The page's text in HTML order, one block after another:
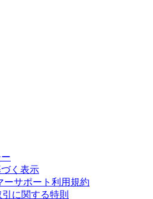
く表示
サポート利用規約
に関する特則